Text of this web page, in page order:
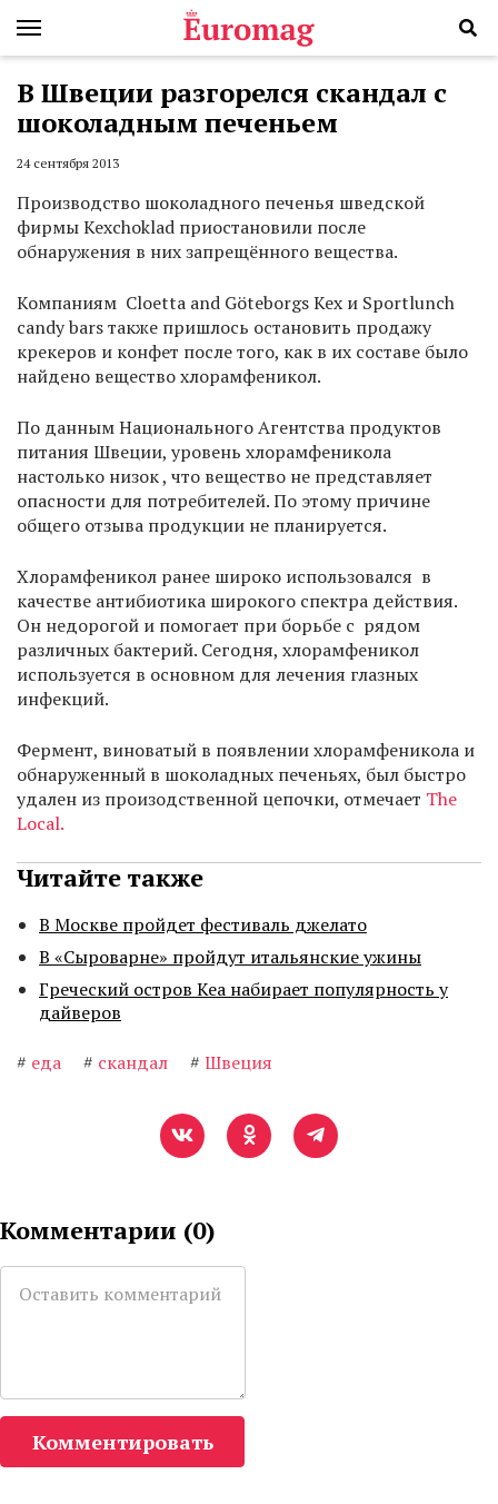
В Швеции разгорелся скандал с
шоколадным печеньем
24 сентября 2013
Производство шоколадного печенья шведской
фирмы Kexchoklad приостановили после
обнаружения в них запрещённого вещества.
Компаниям Cloetta and Göteborgs Kex и Sportlunch
candy bars также пришлось остановить продажу
крекеров и конфет после того, как в их составе было
найдено вещество хлорамфеникол.
По данным Национального Агентства продуктов
питания Швеции, уровень хлорамфеникола
настолько низок , что вещество не представляет
опасности для потребителей. По этому причине
общего отзыва продукции не планируется.
Хлорамфеникол ранее широко использовался в
качестве антибиотика широкого спектра действия.
Он недорогой и помогает при борьбе с рядом
различных бактерий. Сегодня, хлорамфеникол
используется в основном для лечения глазных
инфекций.
Фермент, виноватый в появлении хлорамфеникола и
обнаруженный в шоколадных печеньях, был быстро
удален из произодственной цепочки, отмечает The
Local.
Читайте также
В Москве пройдет фестиваль джелато
В «Сыроварне» пройдут итальянские ужины
Греческий остров Кеа набирает популярность у
дайверов
# еда # скандал # Швеция
Комментарии (0)
Комментировать